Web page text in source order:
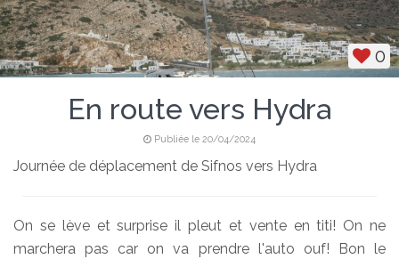
0
En route vers Hydra
Publiée le 20/04/2024
Journée de déplacement de Sifnos vers Hydra
On se lève et surprise il pleut et vente en titi! On ne
marchera pas car on va prendre l'auto ouf! Bon le